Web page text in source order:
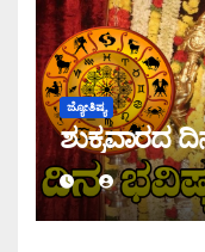
ಜ್ಯೋತಿಷ್ಯ
ಶುಕ್ರವಾರದ